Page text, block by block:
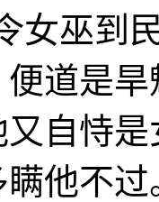
女巫到
道是
又自恃
他不